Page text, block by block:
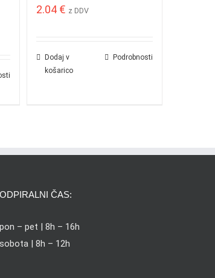
2.04 € z DDV
Dodaj v
košarico
Podrobnosti
ODPIRALNI ČAS:
pon – pet | 8h – 16h
sobota | 8h – 12h